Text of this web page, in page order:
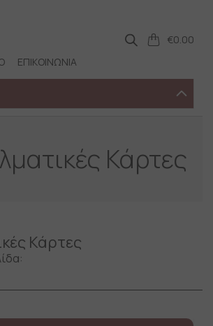
ΕΠΙΚΟΙΝΩΝΙΑ
€0.00
Κάρτες
Κάρτες